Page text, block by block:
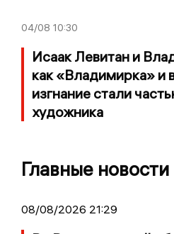
04/08 10:30
Исаак Левитан и
как «Владимирка» и
изгнание стали
художника
Главные новости
08/08/2026 21:29